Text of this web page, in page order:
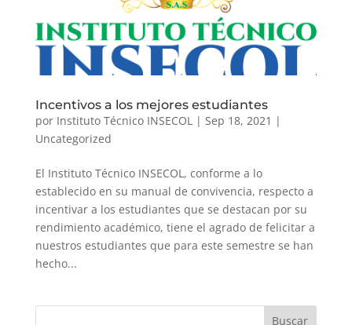
Incentivos a los mejores estudiantes
por Instituto Técnico INSECOL | Sep 18, 2021 |
Uncategorized
El Instituto Técnico INSECOL, conforme a lo
establecido en su manual de convivencia, respecto a
incentivar a los estudiantes que se destacan por su
rendimiento académico, tiene el agrado de felicitar a
nuestros estudiantes que para este semestre se han
hecho...